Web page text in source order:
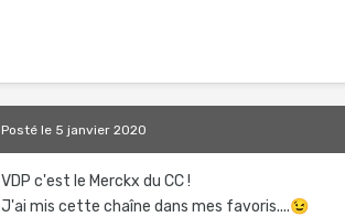
Postéle 5 janvier 2020
VDP c'est le Merckx du CC !
J'ai mis cette chaîne dans mes favoris....😉